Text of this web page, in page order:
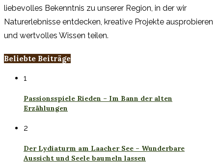
liebevolles Bekenntnis zu unserer Region, in der wir
Naturerlebnisse entdecken, kreative Projekte ausprobieren
und wertvolles Wissen teilen.
Beliebte Beiträge
1
Passionsspiele Rieden – Im Bann der alten
Erzählungen
2
Der Lydiaturm am Laacher See – Wunderbare
Aussicht und Seele baumeln lassen